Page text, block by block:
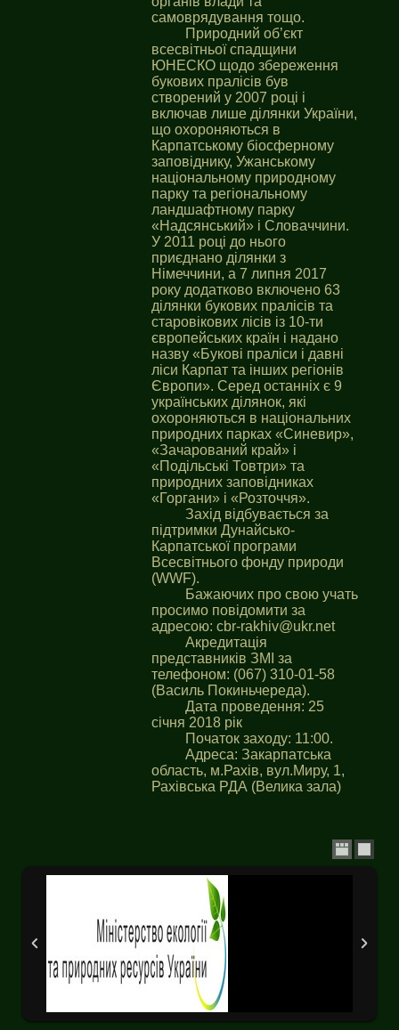
самоврядування тощо.
Природний об’єкт
всесвітньої спадщини
ЮНЕСКО щодо збереження
букових пралісів був
створений у 2007 році і
включав лише ділянки України,
що охороняються в
Карпатському біосферному
заповіднику, Ужанському
національному природному
парку та регіональному
ландшафтному парку
«Надсянський» і Словаччини.
У 2011 році до нього
приєднано ділянки з
Німеччини, а 7 липня 2017
року додатково включено 63
ділянки букових пралісів та
старовікових лісів із 10-ти
європейських країн і надано
назву «Букові праліси і давні
ліси Карпат та інших регіонів
Європи». Серед останніх є 9
українських ділянок, які
охороняються в національних
природних парках «Синевир»,
«Зачарований край» і
«Подільські Товтри» та
природних заповідниках
«Горгани» і «Розточчя».
Захід відбувається за
підтримки Дунайсько-
Карпатської програми
Всесвітнього фонду природи
(WWF).
Бажаючих про свою учать
просимо повідомити за
адресою: cbr-rakhiv@ukr.net
Акредитація
представників ЗМІ за
телефоном: (067) 310-01-58
(Василь Покиньчереда).
Дата проведення: 25
січня 2018 рік
Початок заходу: 11:00.
Адреса: Закарпатська
область, м.Рахів, вул.Миру, 1,
Рахівська РДА (Велика зала)